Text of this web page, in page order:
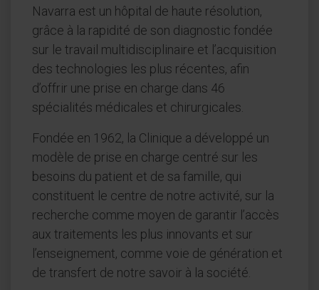
Navarra est un hôpital de haute résolution,
grâce à la rapidité de son diagnostic fondée
sur le travail multidisciplinaire et l’acquisition
des technologies les plus récentes, afin
d’offrir une prise en charge dans 46
spécialités médicales et chirurgicales.
Fondée en 1962, la Clinique a développé un
modèle de prise en charge centré sur les
besoins du patient et de sa famille, qui
constituent le centre de notre activité, sur la
recherche comme moyen de garantir l’accès
aux traitements les plus innovants et sur
l’enseignement, comme voie de génération et
de transfert de notre savoir à la société.